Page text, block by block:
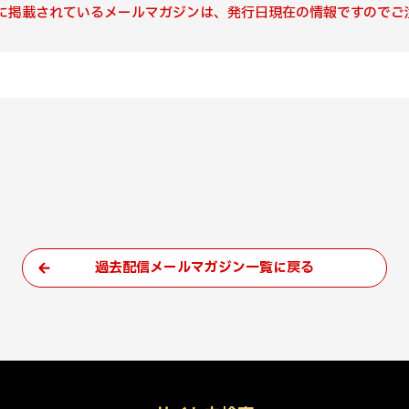
掲載されているメールマガジンは、発行日現在の情報ですのでご
過去配信メールマガジン一覧に戻る